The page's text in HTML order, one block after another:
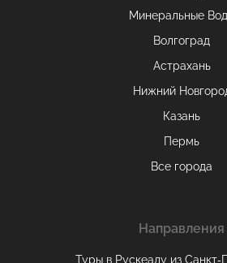
Минеральные
Волгоград
Астрахань
Нижний
Казань
Пермь
Все города
Направления
Туры в Рускеалу из